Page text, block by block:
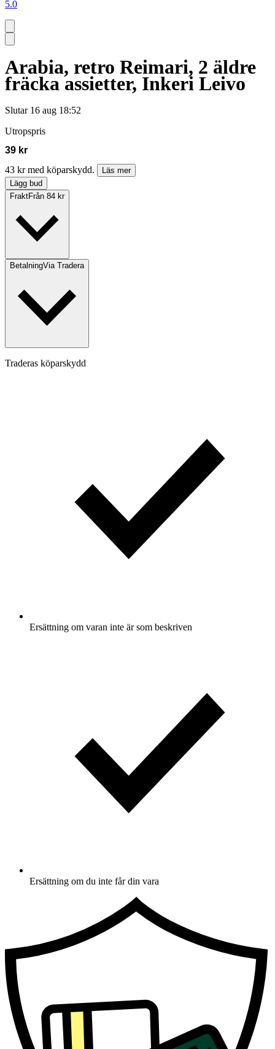
5.0
Arabia, retro Reimari, 2 äldre
fräcka assietter, Inkeri Leivo
Slutar 16 aug 18:52
Utropspris
39 kr
43 kr med köparskydd.
Läs mer
Lägg bud
FraktFrån 84 kr
BetalningVia Tradera
Traderas köparskydd
Ersättning om varan inte är som beskriven
Ersättning om du inte får din vara